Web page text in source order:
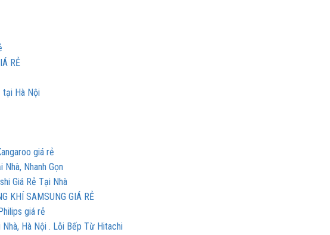
RẺ
tại Hà Nội
giá rẻ
Nhanh Gọn
Giá Rẻ Tại Nhà
KHÍ SAMSUNG GIÁ RẺ
giá rẻ
Hà Nội . Lỗi Bếp Từ Hitachi